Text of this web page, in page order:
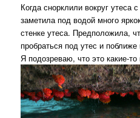
Когда снорклили вокруг утеса
заметила под водой много
стенке утеса. Предположила,
пробраться под утес и
Я подозреваю, что это какие-